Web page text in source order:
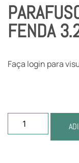
FENDA
Faça login para